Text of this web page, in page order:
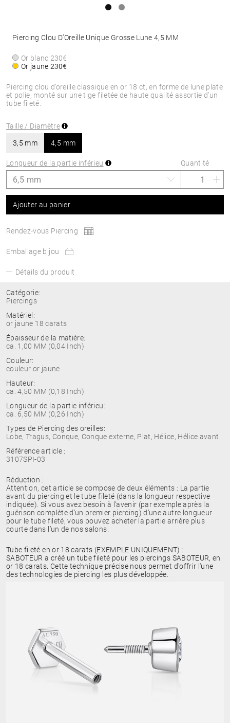
Piercing clou d’oreille classique en or 18 ct, en forme de lune plate
et polie, monté sur une tige filetée de haute qualité assortie d’un
tube fileté.
Piercing Clou D’Oreille Unique Grosse Lune 4,5 MM
Or blanc 230€
Or jaune230€
Taille / Diamètre
3,5 mm 4,5 mm
Longueur de la partie inférieu Quantité
Ajouter au panier
Rendez-vous Piercing
Emballage bijou
Détails du produit
Catégorie:
Piercings
Matériel:
or jaune 18 carats
Épaisseur de la matière:
ca. 1,00 MM (0,04 Inch)
Couleur:
couleur or jaune
Hauteur:
ca. 4,50 MM (0,18 Inch)
Longueur de la partie inférieu:
ca. 6,50 MM (0,26 Inch)
Types de Piercing des oreilles:
Lobe, Tragus, Conque, Conque externe, Plat, Hélice, Hélice avant
Référence article :
3107SPI-03
Réduction :
Attention, cet article se compose de deux éléments : La partie
avant du piercing et le tube fileté (dans la longueur respective
indiquée). Si vous avez besoin à l’avenir (par exemple après la
guérison complète d’un premier piercing) d’une autre longueur
pour le tube fileté, vous pouvez acheter la partie arrière plus
courte dans l’un de nos salons.
Tube fileté en or 18 carats (EXEMPLE UNIQUEMENT) :
SABOTEUR a créé un tube fileté pour les piercings SABOTEUR, en
or 18 carats. Cette technique précise nous permet d'offrir l'une
des technologies de piercing les plus développée.